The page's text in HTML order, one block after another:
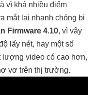
vì khá nhiều điểm
mắt lại nhanh chóng bị
Firmware 4.10, vì vậy
lấy nét, hay một số
lượng video có cao hơn,
vơ trên thị trường.